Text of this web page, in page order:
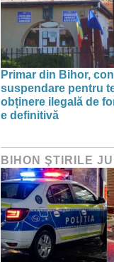
Primar din Bihor,
suspendare pentru
obținere ilegală de
e definitivă
BIHON ŞTIRILE